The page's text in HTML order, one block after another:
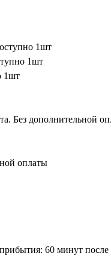
1шт
1шт
1шт
Без дополнительной
оплаты
60 минут после